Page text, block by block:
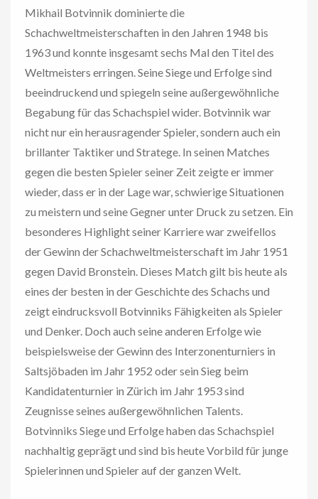
Mikhail Botvinnik dominierte die
Schachweltmeisterschaften in den Jahren 1948 bis
1963 und konnte insgesamt sechs Mal den Titel des
Weltmeisters erringen. Seine Siege und Erfolge sind
beeindruckend und spiegeln seine außergewöhnliche
Begabung für das Schachspiel wider. Botvinnik war
nicht nur ein herausragender Spieler, sondern auch ein
brillanter Taktiker und Stratege. In seinen Matches
gegen die besten Spieler seiner Zeit zeigte er immer
wieder, dass er in der Lage war, schwierige Situationen
zu meistern und seine Gegner unter Druck zu setzen. Ein
besonderes Highlight seiner Karriere war zweifellos
der Gewinn der Schachweltmeisterschaft im Jahr 1951
gegen David Bronstein. Dieses Match gilt bis heute als
eines der besten in der Geschichte des Schachs und
zeigt eindrucksvoll Botvinniks Fähigkeiten als Spieler
und Denker. Doch auch seine anderen Erfolge wie
beispielsweise der Gewinn des Interzonenturniers in
Saltsjöbaden im Jahr 1952 oder sein Sieg beim
Kandidatenturnier in Zürich im Jahr 1953 sind
Zeugnisse seines außergewöhnlichen Talents.
Botvinniks Siege und Erfolge haben das Schachspiel
nachhaltig geprägt und sind bis heute Vorbild für junge
Spielerinnen und Spieler auf der ganzen Welt.